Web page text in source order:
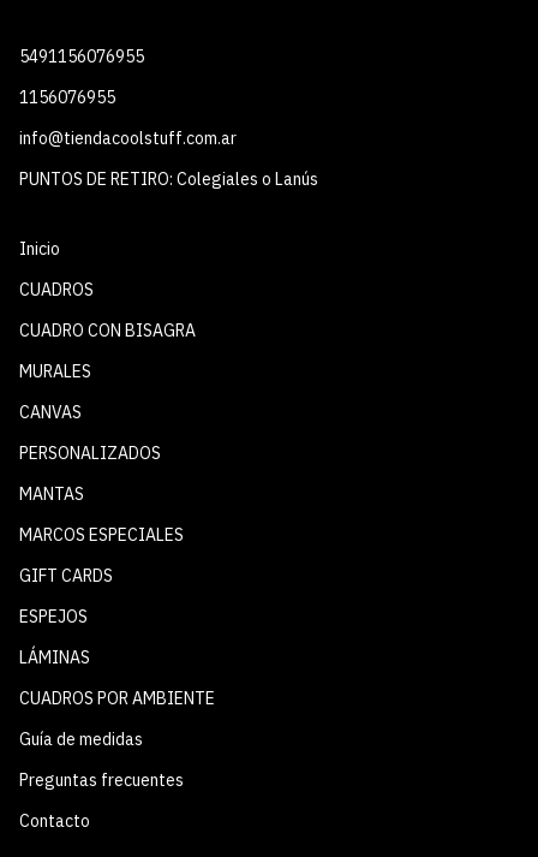
5491156076955
1156076955
info@tiendacoolstuff.com.ar
PUNTOS DE RETIRO: Colegiales o Lanús
Inicio
CUADROS
CUADRO CON BISAGRA
MURALES
CANVAS
PERSONALIZADOS
MANTAS
MARCOS ESPECIALES
GIFT CARDS
ESPEJOS
LÁMINAS
CUADROS POR AMBIENTE
Guía de medidas
Preguntas frecuentes
Contacto